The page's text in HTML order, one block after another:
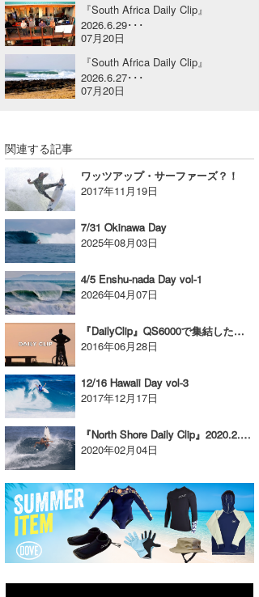
『South Africa Daily Clip』
2026.6.29･･･
07月20日
『South Africa Daily Clip』
2026.6.27･･･
07月20日
関連する記事
ワッツアップ・サーファーズ？！
2017年11月19日
7/31 Okinawa Day
2025年08月03日
4/5 Enshu-nada Day vol-1
2026年04月07日
『DailyClip』QS6000で集結した日本人フリーセッションシリーズvol.4
2016年06月28日
12/16 Hawaii Day vol-3
2017年12月17日
『North Shore Daily Clip』2020.2.3 @ Rocky
2020年02月04日
喜納海人
KID
KOBU
KY
mitz
OYZ
S.K
Soulman
VAGY
waka☆=
YUKI☆
たっちー
ハンマー
まっきー
三輪予報士
小川予報士
上田純子
上條将美